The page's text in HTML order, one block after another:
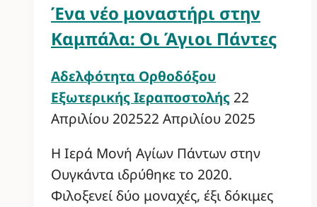
Ένα νέο μοναστήρι στην
Καμπάλα: Οι Άγιοι Πάντες
Αδελφότητα Ορθοδόξου
Εξωτερικής Ιεραποστολής 22
Απριλίου 202522 Απριλίου 2025
Η Ιερά Μονή Αγίων Πάντων στην
Ουγκάντα ιδρύθηκε το 2020.
Φιλοξενεί δύο μοναχές, έξι δόκιμες